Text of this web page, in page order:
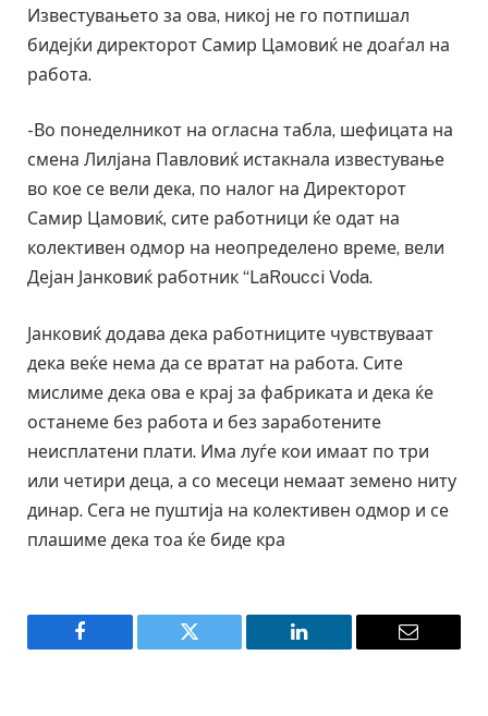
Известувањето за ова, никој не го потпишал
бидејќи директорот Самир Цамовиќ не доаѓал на
работа.
-Во понеделникот на огласна табла, шефицата на
смена Лилјана Павловиќ истакнала известување
во кое се вели дека, по налог на Директорот
Самир Цамовиќ, сите работници ќе одат на
колективен одмор на неопределено време, вели
Дејан Јанковиќ работник “LaRoucci Voda.
Јанковиќ додава дека работниците чувствуваат
дека веќе нема да се вратат на работа. Сите
мислиме дека ова е крај за фабриката и дека ќе
останеме без работа и без заработените
неисплатени плати. Има луѓе кои имаат по три
или четири деца, а со месеци немаат земено ниту
динар. Сега не пуштија на колективен одмор и се
плашиме дека тоа ќе биде кра
Facebook Twitter LinkedIn Email